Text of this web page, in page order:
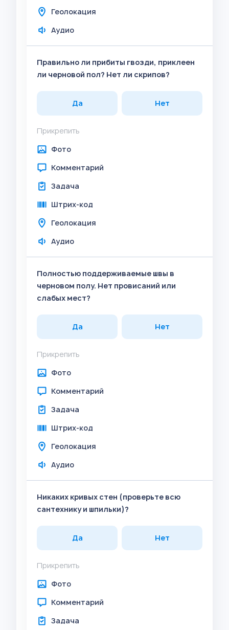
Геолокация
Аудио
Правильно ли прибиты гвозди, приклеен
ли черновой пол? Нет ли скрипов?
Да Нет
Прикрепить
Фото
Комментарий
Задача
Штрих-код
Геолокация
Аудио
Полностью поддерживаемые швы в
черновом полу. Нет провисаний или
слабых мест?
Да Нет
Прикрепить
Фото
Комментарий
Задача
Штрих-код
Геолокация
Аудио
Никаких кривых стен (проверьте всю
сантехнику и шпильки)?
Да Нет
Прикрепить
Фото
Комментарий
Задача